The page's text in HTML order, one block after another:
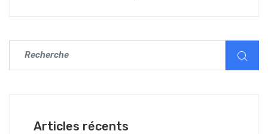
Articles récents